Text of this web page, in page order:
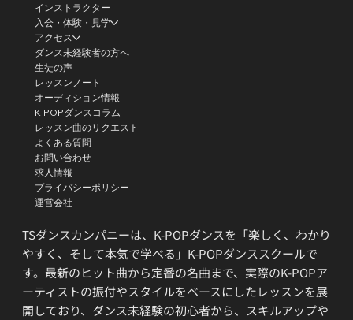
TSダンスカンパニーは、K-POPダンスを「楽しく、わかり
やすく、そして本気で学べる」K-POPダンススクールで
す。最新のヒット曲から定番の名曲まで、実際のK-POPア
ーティストの振付やスタイルをベースにしたレッスンを展
開しており、ダンス未経験の初心者から、スキルアップや
インストラクター
入会・体験・見学
アクセス
ダンス未経験者の方へ
生徒の声
レッスンノート
オーディション情報
K-POPダンスコラム
レッスン曲のリクエスト
よくある質問
お問い合わせ
求人情報
プライバシーポリシー
運営会社